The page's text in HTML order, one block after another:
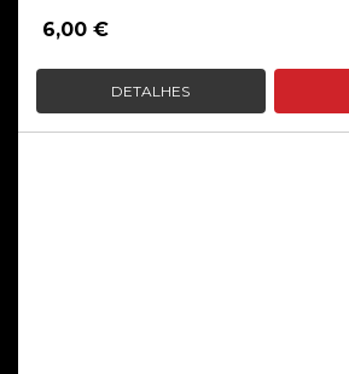
6,00 €
DETALHES